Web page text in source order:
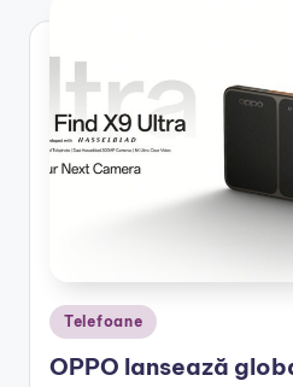
Posted
in
Telefoane
OPPO lansează